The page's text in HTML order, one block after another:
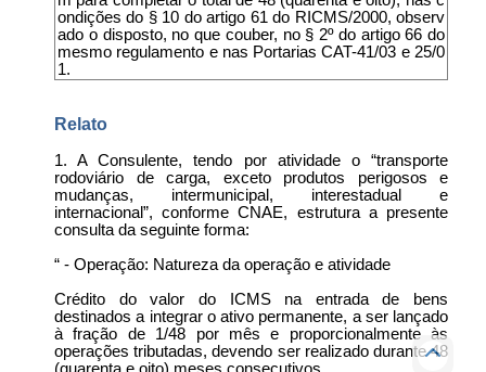
ondições do § 10 do artigo 61 do RICMS/2000, observ
ado o disposto, no que couber, no § 2º do artigo 66 do
mesmo regulamento e nas Portarias CAT-41/03 e 25/0
1.
Relato
1. A Consulente, tendo por atividade o “transporte
rodoviário de carga, exceto produtos perigosos e
mudanças, intermunicipal, interestadual e
internacional”, conforme CNAE, estrutura a presente
consulta da seguinte forma:
“ - Operação: Natureza da operação e atividade
Crédito do valor do ICMS na entrada de bens
destinados a integrar o ativo permanente, a ser lançado
à fração de 1/48 por mês e proporcionalmente às
operações tributadas, devendo ser realizado durante 48